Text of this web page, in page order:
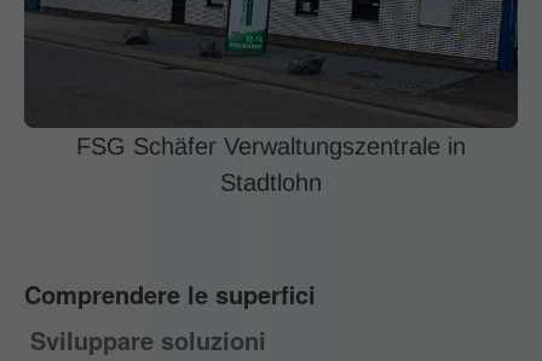
FSG Schäfer Verwaltungszentrale in
Stadtlohn
Comprendere le superfici
Sviluppare soluzioni